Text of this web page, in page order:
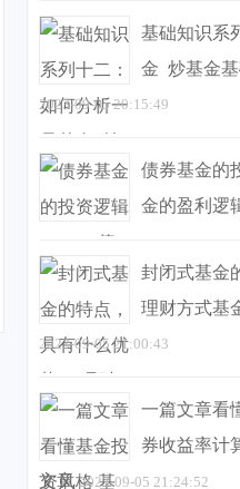
基础知识系
金 炒基金
2023-09-05 20:15:49
债券基金的
金的盈利逻
封闭式基金
理财方式基
2023-09-05 21:00:43
一篇文章看
券收益率计
文章 2023-09-05 21:24:52